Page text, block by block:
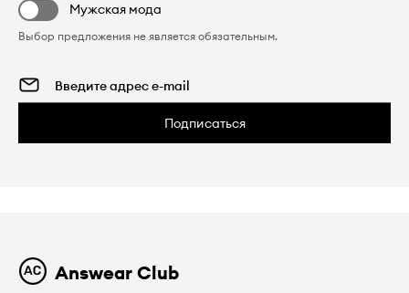
Мужская мода
Выбор предложения не является обязательным.
Подписаться
Answear Club